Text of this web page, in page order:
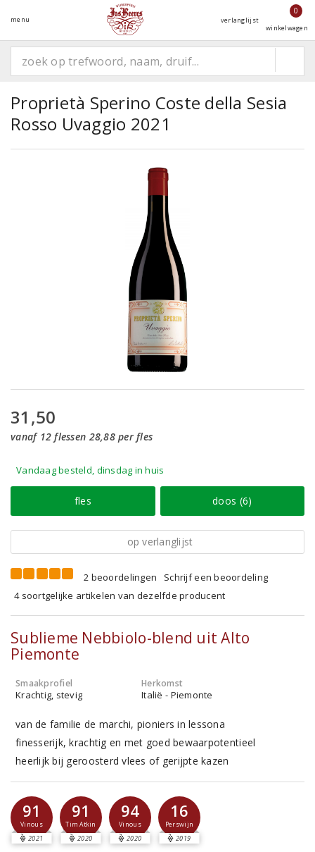
menu verlanglijst
0
winkelwagen
Proprietà Sperino Coste della Sesia
Rosso Uvaggio 2021
31,50
vanaf 12 flessen 28,88 per fles
Vandaag besteld, dinsdag in huis
fles doos (6)
op verlanglijst
2 beoordelingen
Schrijf een beoordeling
4 soortgelijke artikelen van dezelfde producent
Sublieme Nebbiolo-blend uit Alto
Piemonte
Smaakprofiel
Krachtig, stevig
Herkomst
Italië - Piemonte
van de familie de marchi, pioniers in lessona
finesserijk, krachtig en met goed bewaarpotentieel
heerlijk bij geroosterd vlees of gerijpte kazen
91
Vinous
2021
91
Tim Atkin
2020
94
Vinous
2020
16
Perswijn
2019